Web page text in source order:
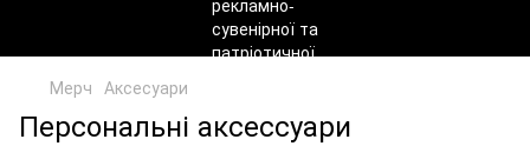
Мерч Аксесуари
Персональні аксессуари